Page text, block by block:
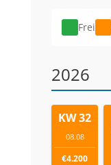
Frei
2026
KW 32
08.08
€4.200